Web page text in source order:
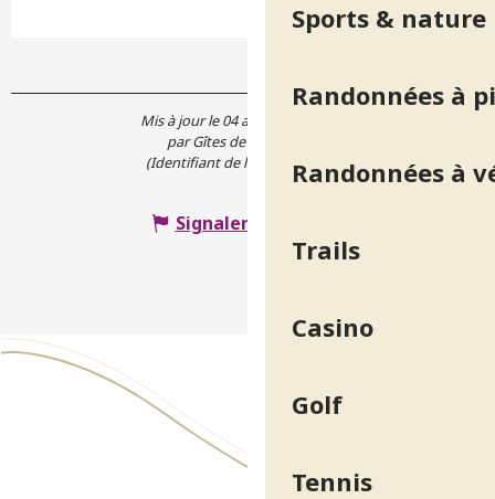
Sports & nature
Randonnées à
Randonnées à
Trails
Casino
Golf
Tennis
Mis à jour le 04 août 2026 à 07:08
par Gîtes de France Isère
(Identifiant de l'offre :
4721914
Signaler une erreur